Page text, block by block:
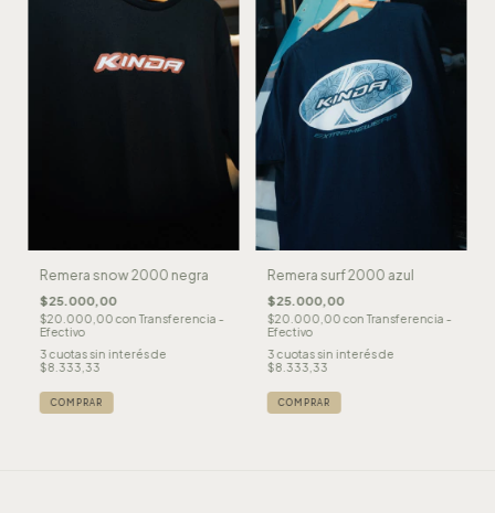
Remera snow 2000 negra
$25.000,00
$20.000,00con Transferencia -
Efectivo
3 cuotas sin interés de
$8.333,33
COMPRAR
Remera surf 2000 azul
$25.000,00
$20.000,00con Transferencia -
Efectivo
3 cuotas sin interés de
$8.333,33
COMPRAR